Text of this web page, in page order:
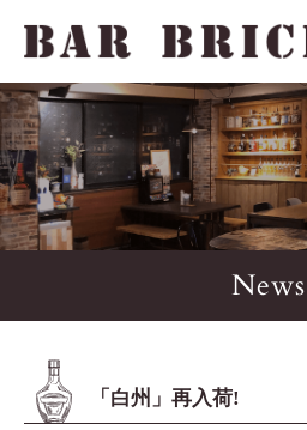
News
「白州」再入荷!